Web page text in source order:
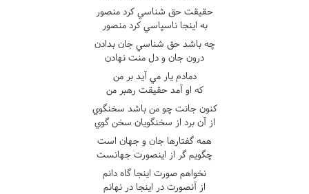
حقيقت حق شناسي کرد منصور
به اينجا ناسپاسي کرد منصور
چه باشد حق شناسي جان بدادن
درون جان و دل منت نهادن
دمادم يار مي آيد بر من
که او آمد حقيقت رهبر من
کنون جانت چو من باشد سخنگوي
از آن برد از سخنگويان سخن گوي
همه گفتارها جان و جهان است
چگويم گر از اينصورت جهانست
نخواهم صورت اينجا گاه دانم
از آنصورت در اينجا در نهانم